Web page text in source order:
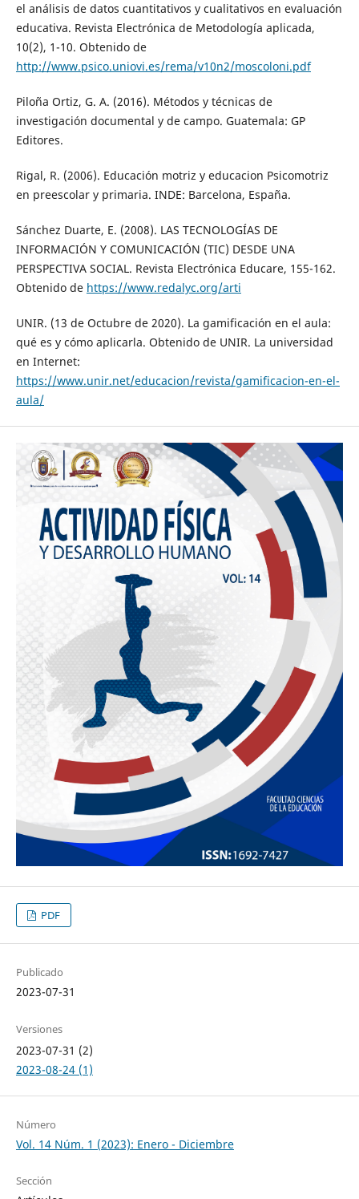
el análisis de datos cuantitativos y cualitativos en evaluación
educativa. Revista Electrónica de Metodología aplicada,
10(2), 1-10. Obtenido de
http://www.psico.uniovi.es/rema/v10n2/moscoloni.pdf
Piloña Ortiz, G. A. (2016). Métodos y técnicas de
investigación documental y de campo. Guatemala: GP
Editores.
Rigal, R. (2006). Educación motriz y educacion Psicomotriz
en preescolar y primaria. INDE: Barcelona, España.
Sánchez Duarte, E. (2008). LAS TECNOLOGÍAS DE
INFORMACIÓN Y COMUNICACIÓN (TIC) DESDE UNA
PERSPECTIVA SOCIAL. Revista Electrónica Educare, 155-162.
Obtenido de https://www.redalyc.org/arti
UNIR. (13 de Octubre de 2020). La gamificación en el aula:
qué es y cómo aplicarla. Obtenido de UNIR. La universidad
en Internet:
https://www.unir.net/educacion/revista/gamificacion-en-el-
aula/
PDF
Publicado
2023-07-31
Versiones
2023-07-31 (2)
2023-08-24 (1)
Número
Vol. 14 Núm. 1 (2023): Enero - Diciembre
Sección